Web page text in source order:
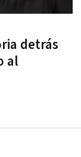
detrás
al